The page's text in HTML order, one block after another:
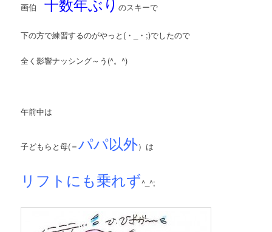
画伯 のスキーで
下の方で練習するのがやっと(・_・;)でしたので
全く影響ナッシング～う(^。^)
午前中は
子どもらと母(＝パパ以外）は
リフトにも乗れず^_^;